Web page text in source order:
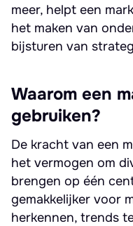
meer, helpt een
het maken van
bijsturen van
Waarom een
gebruiken?
De kracht van een
het vermogen om
brengen op één
gemakkelijker voor
herkennen, trends